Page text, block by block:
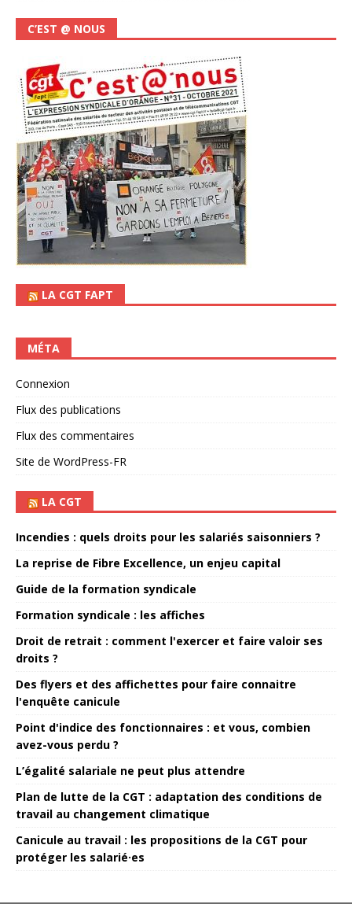
C’EST @ NOUS
LA CGT FAPT
MÉTA
Connexion
Flux des publications
Flux des commentaires
Site de WordPress-FR
LA CGT
Incendies : quels droits pour les salariés saisonniers ?
La reprise de Fibre Excellence, un enjeu capital
Guide de la formation syndicale
Formation syndicale : les affiches
Droit de retrait : comment l'exercer et faire valoir ses
droits ?
Des flyers et des affichettes pour faire connaitre
l'enquête canicule
Point d'indice des fonctionnaires : et vous, combien
avez-vous perdu ?
L’égalité salariale ne peut plus attendre
Plan de lutte de la CGT : adaptation des conditions de
travail au changement climatique
Canicule au travail : les propositions de la CGT pour
protéger les salarié·es